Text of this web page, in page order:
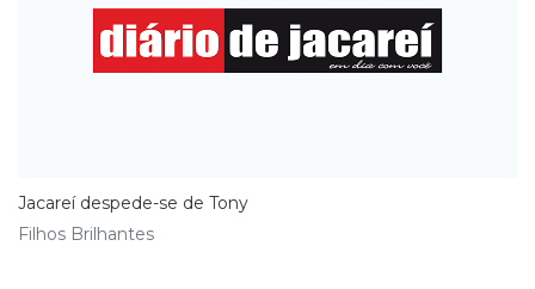
Jacareí despede-se de Tony
Filhos Brilhantes